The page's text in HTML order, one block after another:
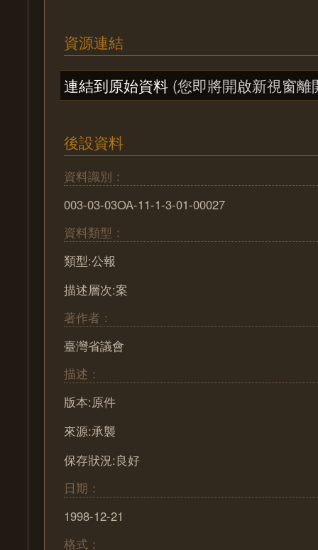
資源連結
連結到原始資料 (您即將開啟新視窗離
後設資料
資料識別：
003-03-03OA-11-1-3-01-00027
資料類型：
類型:公報
描述層次:案
著作者：
臺灣省議會
描述：
版本:原件
來源:承襲
保存狀況:良好
日期：
1998-12-21
格式：